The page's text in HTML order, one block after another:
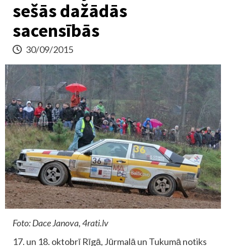
sešās dažādās
sacensībās
30/09/2015
Foto: Dace Janova, 4rati.lv
17. un 18. oktobrī Rīgā, Jūrmalā un Tukumā notiks